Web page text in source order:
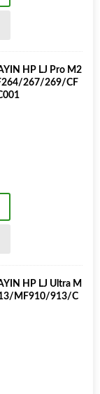
HP LJ Pro M2
267/269/CF
HP LJ Ultra M
MF910/913/C